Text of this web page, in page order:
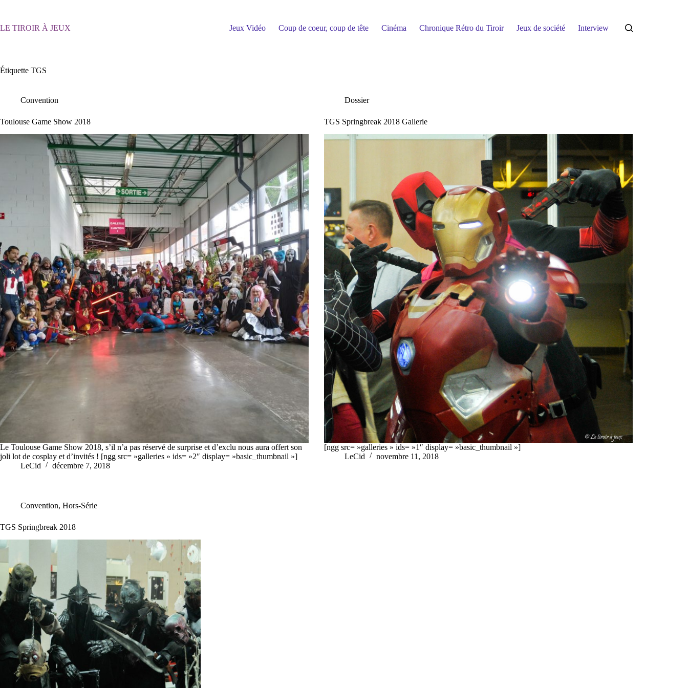
LE TIROIR À JEUX Jeux Vidéo Coup de coeur, coup de tête Cinéma Chronique Rétro du Tiroir Jeux de société Interview
Étiquette TGS
Convention
Toulouse Game Show 2018
Le Toulouse Game Show 2018, s’il n’a pas réservé de surprise et d’exclu nous aura offert son
joli lot de cosplay et d’invités ! [ngg src= »galleries » ids= »2″ display= »basic_thumbnail »]
LeCid
décembre 7, 2018
Dossier
TGS Springbreak 2018 Gallerie
[ngg src= »galleries » ids= »1″ display= »basic_thumbnail »]
LeCid
novembre 11, 2018
Convention, Hors-Série
TGS Springbreak 2018